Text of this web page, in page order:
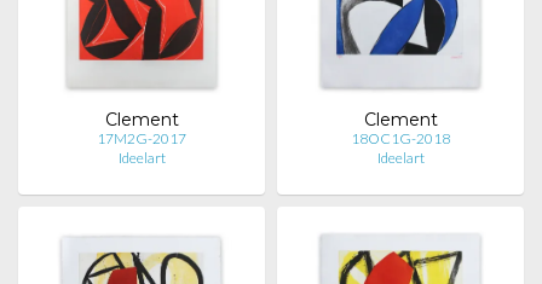
Clement
17M2G-2017
Ideelart
Clement
18OC1G-2018
Ideelart